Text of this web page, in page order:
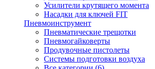
Усилители крутящего момента
Насадки для ключей FIT
Пневмоинструмент
Пневматические трещотки
Пневмогайковерты
Продувочные пистолеты
Системы подготовки воздуха